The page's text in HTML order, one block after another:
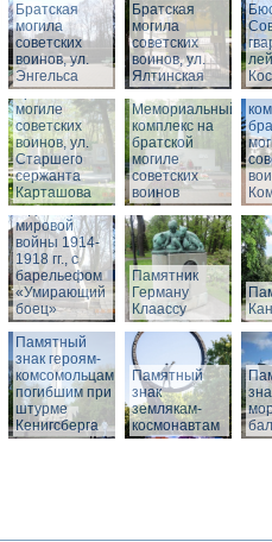
Братская
могила
советских
воинов, ул.
Энгельса
Братская
могила
советских
воинов, ул.
Ялтинская
Мемориальный
комплекс на
братской
могиле
советских
воинов, ул.
Старшего
сержанта
Карташова
Мемориальный
комплекс на
братской
могиле
советских
воинов
Памятник
воинам,
погибшим в
годы Первой
мировой
войны 1914-
1918 гг., с
барельефом
«Умирающий
боец»
Памятник
Герману
Клаассу
Памятный
знак героям-
комсомольцам,
погибшим при
штурме
Кенигсберга
Памятный
знак
землякам-
космонавтам